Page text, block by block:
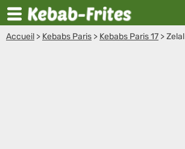
Accueil > Kebabs Paris > Kebabs Paris 17 >Zelal